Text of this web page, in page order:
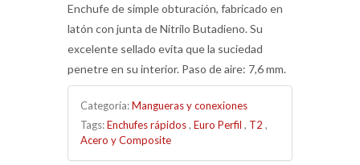
Enchufe de simple obturación, fabricado en
latón con junta de Nitrilo Butadieno. Su
excelente sellado evita que la suciedad
penetre en su interior. Paso de aire: 7,6 mm.
Categoría:Mangueras y conexiones
Tags:Enchufes rápidos, Euro Perfil , T2 ,
Acero y Composite